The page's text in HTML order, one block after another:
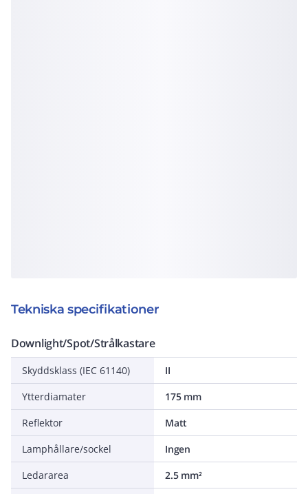
Tekniska specifikationer
Downlight/Spot/Strålkastare
Skyddsklass (IEC 61140)
II
Ytterdiamater
175 mm
Reflektor
Matt
Lamphållare/sockel
Ingen
Ledararea
2.5 mm²